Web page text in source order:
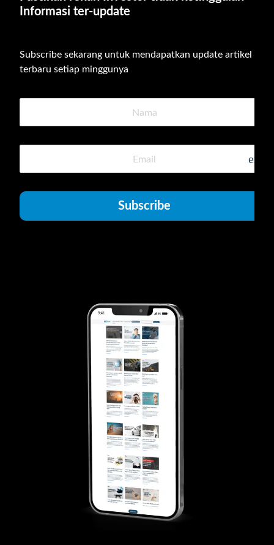
Informasi ter-update
Subscribe sekarang untuk mendapatkan update artikel
terbaru setiap minggunya
Subscribe